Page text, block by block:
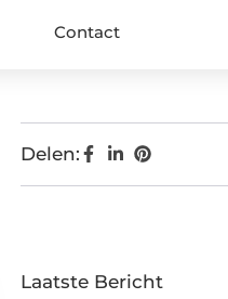
Contact
Delen:
Laatste Bericht